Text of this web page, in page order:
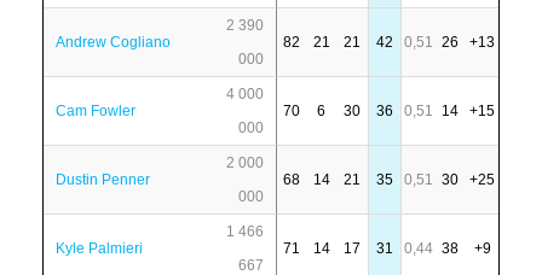
Andrew Cogliano
2 390
000
82 21 21 42 0,51 26 +13
Cam Fowler
4 000
000
70 6 30 36 0,51 14 +15
Dustin Penner
2 000
000
68 14 21 35 0,51 30 +25
Kyle Palmieri
1 466
667
71 14 17 31 0,44 38 +9